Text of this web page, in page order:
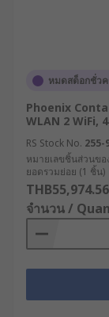
อุปกรณ์ที่เชื่อถือ
เราเตอ
เราเตอร์อินเท
เครือข่ายที่ช่วย
เชื่อมต่อกับอินเท
ฟังก์ชันของโมเ
โมเด็มทำหน้าที่
เข้ามายังบ้านห
ไปยังเราเตอร์
อุปกรณ์ WiFi ต่
เชื่อมต่ออินเทอ
อีเมลหรือหน้าเ
ของข้อมูลให้เรา
หมดสต็อกชั่วค
Phoenix
WLAN 2 WiFi,
RS Stock No. 255-
หมายเลขชิ้นส่วนขอ
ยอดรวมย่อย (1 ชิ้น)
THB55,974.56
จำนวน /